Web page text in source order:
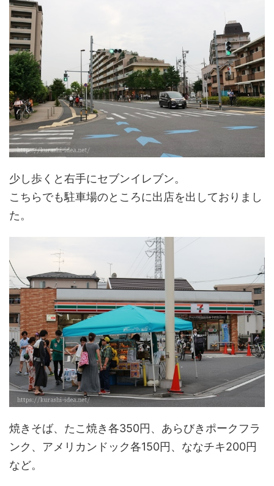
少し歩くと右手にセブンイレブン。
こちらでも駐車場のところに出店を出しておりまし
た。
焼きそば、たこ焼き各350円、あらびきポークフラ
ンク、アメリカンドック各150円、ななチキ200円
など。